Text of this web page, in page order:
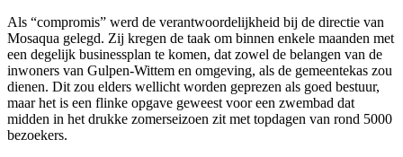
Als “compromis” werd de verantwoordelijkheid bij de directie van
Mosaqua gelegd. Zij kregen de taak om binnen enkele maanden met
een degelijk businessplan te komen, dat zowel de belangen van de
inwoners van Gulpen-Wittem en omgeving, als de gemeentekas zou
dienen. Dit zou elders wellicht worden geprezen als goed bestuur,
maar het is een flinke opgave geweest voor een zwembad dat
midden in het drukke zomerseizoen zit met topdagen van rond 5000
bezoekers.